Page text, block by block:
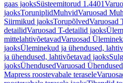
gaas jaoksSüsteemitorud 1.4401
jaoksToruniplidMuhvidVaruosad
Siirmikud jaoksTorupõlvedVaruosad
detailidVaruosad T-detailid jaoks
mittelahtivõetavadVaruosad
jaoksÜleminekud ja ühendused,
ja ühendused, lahtivõetavad jaoks
jaoksÜhendusedVaruosad
Mapress roostevabale terasele